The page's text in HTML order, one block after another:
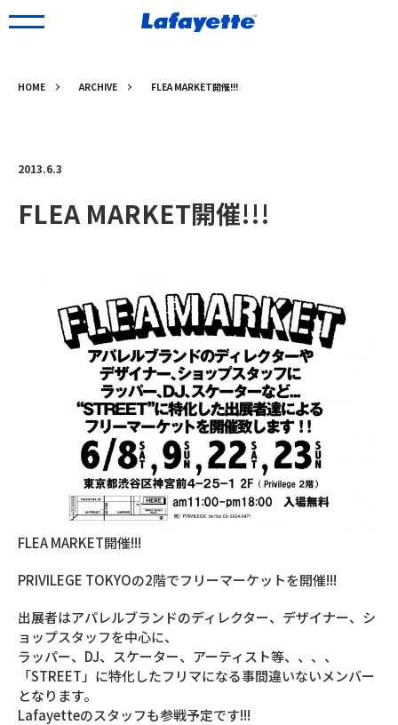
HOME ARCHIVE FLEA MARKET開催!!!
2013.6.3
FLEA MARKET開催!!!
FLEA MARKET開催!!!
PRIVILEGE TOKYOの2階でフリーマーケットを開催!!!
出展者はアパレルブランドのディレクター、デザイナー、シ
ョップスタッフを中心に、
ラッパー、DJ、スケーター、アーティスト等、、、、
「STREET」に特化したフリマになる事間違いないメンバー
となります。
Lafayetteのスタッフも参戦予定です!!!